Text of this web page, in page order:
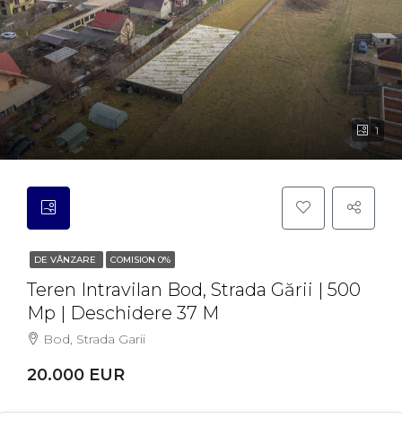
1
DE VÂNZARE COMISION 0%
Teren Intravilan Bod, Strada Gării | 500
Mp | Deschidere 37 M
Bod, Strada Garii
20.000 EUR